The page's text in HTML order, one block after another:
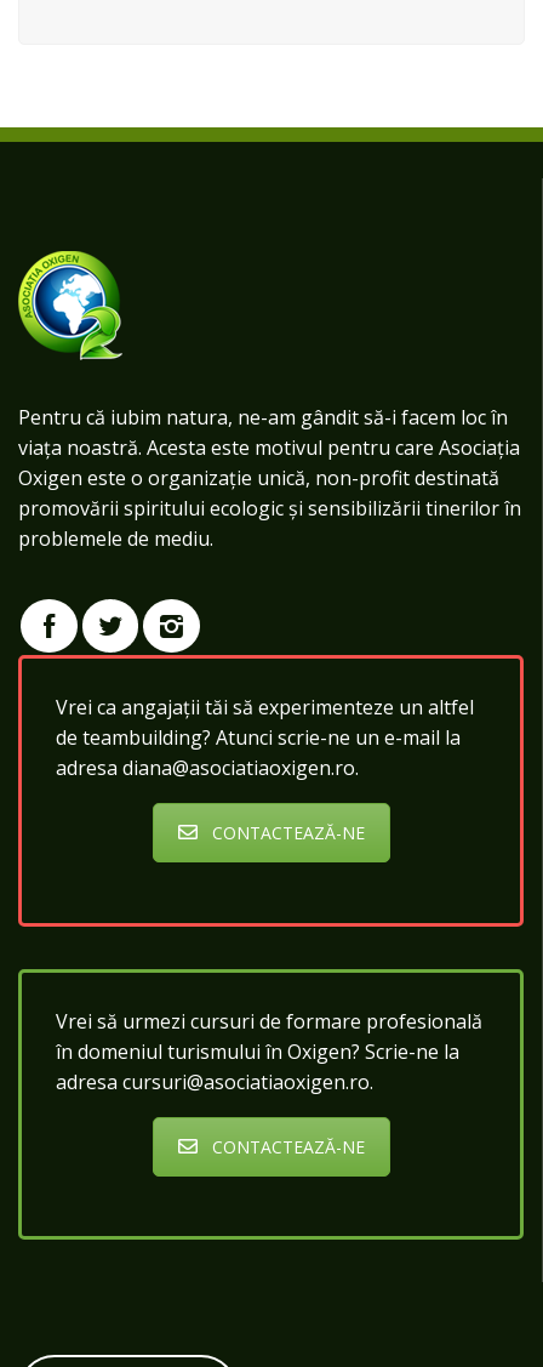
Pentru că iubim natura, ne-am gândit să-i facem loc în
viața noastră. Acesta este motivul pentru care Asociația
Oxigen este o organizație unică, non-profit destinată
promovării spiritului ecologic și sensibilizării tinerilor în
problemele de mediu.
Vrei ca angajații tăi să experimenteze un altfel
de teambuilding? Atunci scrie-ne un e-mail la
adresa diana@asociatiaoxigen.ro.
CONTACTEAZĂ-NE
Vrei să urmezi cursuri de formare profesională
în domeniul turismului în Oxigen? Scrie-ne la
adresa cursuri@asociatiaoxigen.ro.
CONTACTEAZĂ-NE